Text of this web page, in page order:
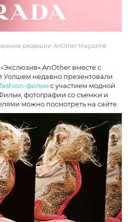
редакции AnOther Magazine
AnOther вместе с
Уолшем недавно презентовали
фильм с участием модной
фотографии со съемки и
можно посмотреть на сайте.